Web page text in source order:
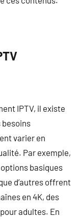
IPTV, il existe
besoins
varier en
Par exemple,
basiques
d’autres offrent
en 4K, des
adultes. En